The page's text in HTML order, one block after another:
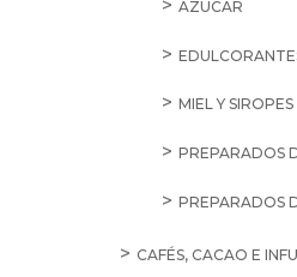
AZÚCAR
MIEL Y SIROPES
PREPARADOS
PREPARADOS
CAFÉS, CACAO E